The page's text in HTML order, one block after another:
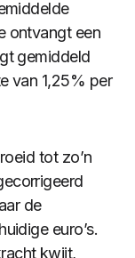
ontvangt een
gemiddeld
van 1,25% per
tot zo’n
de
euro’s.
kwijt,